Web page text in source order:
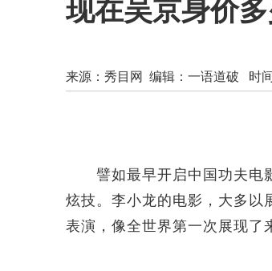
现在吴京身价
来源： 秀目网 编辑：一语道破 时
譬如最早开启中国功夫电影
炫技。李小龙的电影，大多以
表演，像全世界第一次展现